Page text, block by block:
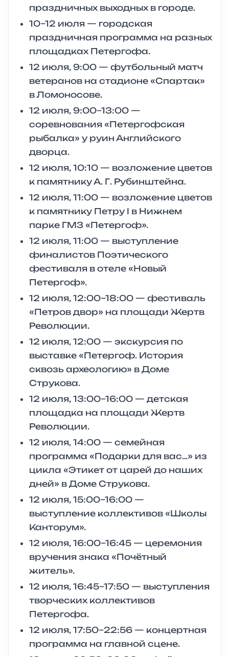
праздничных выходных в городе.
10–12 июля — городская
праздничная программа на разных
площадках Петергофа.
12 июля, 9:00 — футбольный матч
ветеранов на стадионе «Спартак»
в Ломоносове.
12 июля, 9:00–13:00 —
соревнования «Петергофская
рыбалка» у руин Английского
дворца.
12 июля, 10:10 — возложение цветов
к памятнику А. Г. Рубинштейна.
12 июля, 11:00 — возложение цветов
к памятнику Петру I в Нижнем
парке ГМЗ «Петергоф».
12 июля, 11:00 — выступление
финалистов Поэтического
фестиваля в отеле «Новый
Петергоф».
12 июля, 12:00–18:00 — фестиваль
«Петров двор» на площади Жертв
Революции.
12 июля, 12:00 — экскурсия по
выставке «Петергоф. История
сквозь археологию» в Доме
Струкова.
12 июля, 13:00–16:00 — детская
площадка на площади Жертв
Революции.
12 июля, 14:00 — семейная
программа «Подарки для вас…» из
цикла «Этикет от царей до наших
дней» в Доме Струкова.
12 июля, 15:00–16:00 —
выступление коллективов «Школы
Канторум».
12 июля, 16:00–16:45 — церемония
вручения знака «Почётный
житель».
12 июля, 16:45–17:50 — выступления
творческих коллективов
Петергофа.
12 июля, 17:50–22:56 — концертная
программа на главной сцене.